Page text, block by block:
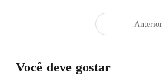
Anterior
Você deve gostar